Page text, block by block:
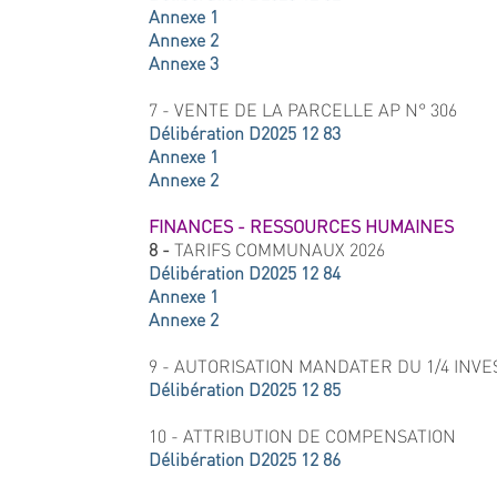
Annexe 1
Annexe 2
Annexe 3
7 - VENTE DE LA PARCELLE AP N° 306
Délibération D2025 12 83
Annexe 1
Annexe 2
FINANCES - RESSOURCES HUMAINES
8 -TARIFS COMMUNAUX 2026
Délibération D2025 12 84
Annexe 1
Annexe 2
9 - AUTORISATION MANDATER DU 1/4
Délibération D2025 12 85
10 - ATTRIBUTION DE COMPENSATION
Délibération D2025 12 86